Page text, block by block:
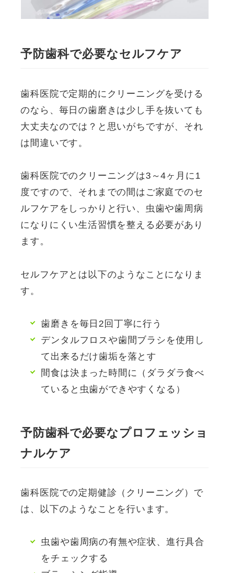
予防歯科で必要なセルフケア
歯科医院で定期的にクリーニングを受ける
のなら、毎日の歯磨きは少し手を抜いても
大丈夫なのでは？と思いがちですが、それ
は間違いです。
歯科医院でのクリーニングは3～4ヶ月に1
度ですので、それまでの間はご家庭でのセ
ルフケアをしっかりと行い、虫歯や歯周病
になりにくい生活習慣を整える必要があり
ます。
セルフケアとは以下のようなことになりま
す。
歯磨きを毎日2回丁寧に行う
デンタルフロスや歯間ブラシを使用し
て出来るだけ歯垢を落とす
間食は決まった時間に（ダラダラ食べ
ていると虫歯ができやすくなる）
予防歯科で必要なプロフェッショ
ナルケア
歯科医院での定期健診（クリーニング）で
は、以下のようなことを行います。
虫歯や歯周病の有無や症状、進行具合
をチェックする